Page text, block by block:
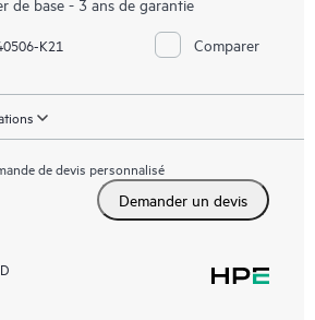
K21 Comparer
de devis personnalisé
Demander un devis